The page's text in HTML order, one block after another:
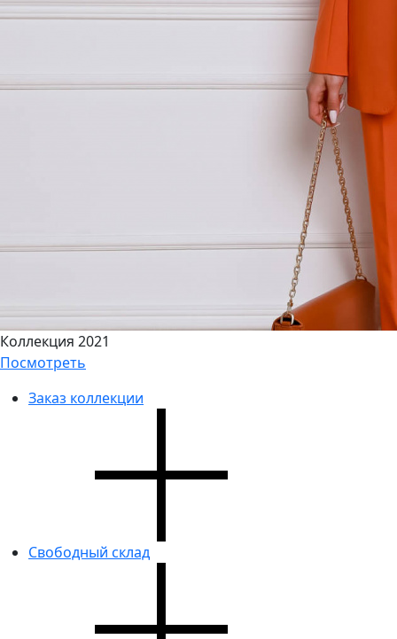
Коллекция 2021
Посмотреть
Заказ коллекции
Свободный склад